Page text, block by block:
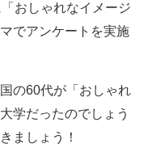
おしゃれなイメージ
でアンケートを実施
の60代が「おしゃれ
学だったのでしょう
ましょう！